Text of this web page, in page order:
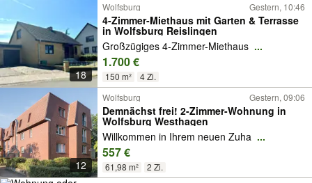
18
Wolfsburg Gestern, 10:46
4-Zimmer-Miethaus mit Garten & Terrasse
in Wolfsburg Reislingen
Großzügiges 4-Zimmer-Miethaus ...
1.700 €
150 m² 4 Zi.
12
Wolfsburg Gestern, 09:06
Demnächst frei! 2-Zimmer-Wohnung in
Wolfsburg Westhagen
Willkommen in Ihrem neuen Zuha ...
557 €
61,98 m²
2 Zi.